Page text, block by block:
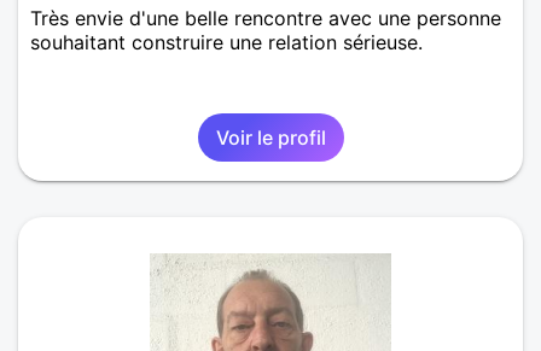
Très envie d'une belle rencontre avec une personne
souhaitant construire une relation sérieuse.
Voir le profil